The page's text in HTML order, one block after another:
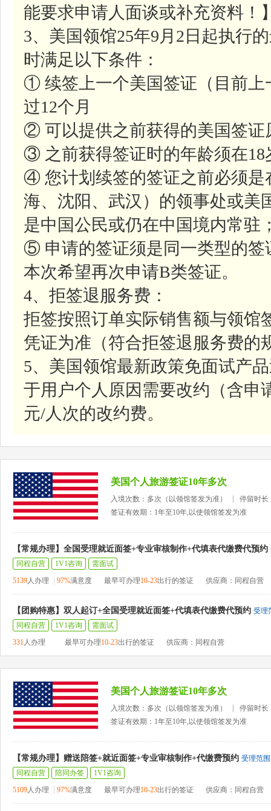
能要求申请人面谈或补充资料！
3、美国领馆25年9月2日起执行
时满足以下条件：
① 续签上一个美国签证（目前上
过12个月
② 可以提供之前获得的美国签证
③ 之前获得签证时的年龄须在18
④ 您计划续签的签证之前必须是
海、沈阳、武汉）的领事处或美
是中国公民或仍在中国境内常驻
⑤ 申请的签证须是同一类型的签
本次希望再次申请B类签证。
4、拒签退服务费：
拒签按照订单实际销售额与领馆
凭证为准（符合拒签退服务费的
5、美国领馆最新政策免面试产
于用户个人原因需要改约（含申
元/人次的改约费。
美国个人旅游签证10年多次
入境次数：多次（以领馆签发为准）
停留时长
签证有效期：1年至10年,以使领馆签发为准
【常规办理】全国受理就近面签+专业审核制作+代填表代缴费代预约
同程自营
1V1咨询
需面试
5139人办理 97%满意度 最早可办理10-23出行的签证 供应商：同程自营
【团购特惠】双人起订+全国受理就近面签+代填表代缴费代预约 受理
同程自营
1V1咨询
需面试
331人办理 最早可办理10-23出行的签证 供应商：同程自营
美国个人旅游签证10年多次
入境次数：多次（以领馆签发为准）
停留时长
签证有效期：1年至10年,以使领馆签发为准
【常规办理】赠送陪签+就近面签+专业审核制作+代缴费预约 受理范围
同程自营
陪同办签
1V1咨询
5109人办理 97%满意度 最早可办理10-23出行的签证 供应商：同程自营